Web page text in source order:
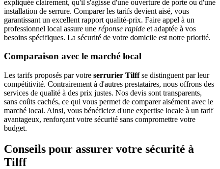
expliquée clairement, qu'il s'agisse d'une ouverture de porte ou d'une
installation de serrure. Comparer les tarifs devient aisé, vous
garantissant un excellent rapport qualité-prix. Faire appel à un
professionnel local assure une réponse rapide et adaptée à vos
besoins spécifiques. La sécurité de votre domicile est notre priorité.
Comparaison avec le marché local
Les tarifs proposés par votre serrurier Tilffse distinguent par leur
compétitivité. Contrairement à d'autres prestataires, nous offrons des
services de qualité à des prix justes. Nos devis sont transparents,
sans coûts cachés, ce qui vous permet de comparer aisément avec le
marché local. Ainsi, vous bénéficiez d'une expertise locale à un tarif
avantageux, renforçant votre sécurité sans compromettre votre
budget.
Conseils pour assurer votre sécurité à
Tilff